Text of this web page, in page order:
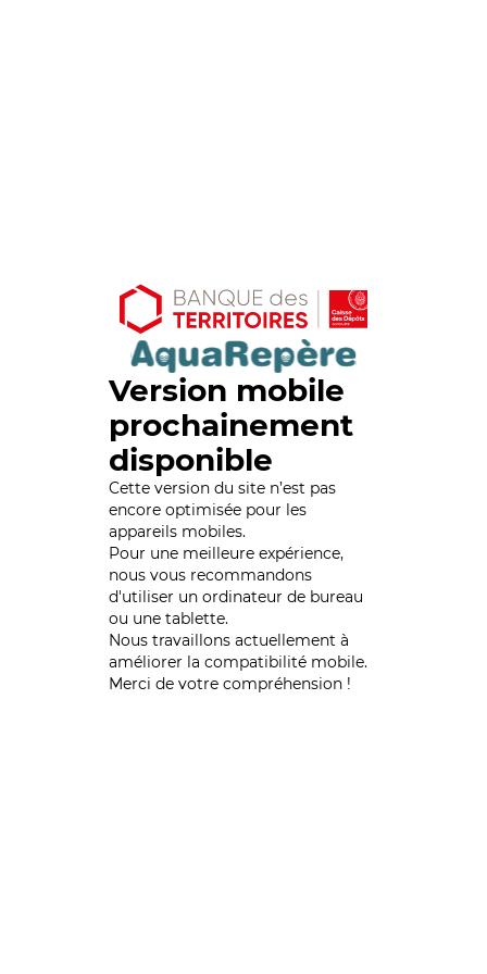
Version mobile
prochainement
disponible
Cette version du site n’est pas
encore optimisée pour les
appareils mobiles.
Pour une meilleure expérience,
nous vous recommandons
d'utiliser un ordinateur de bureau
ou une tablette.
Nous travaillons actuellement à
améliorer la compatibilité mobile.
Merci de votre compréhension !